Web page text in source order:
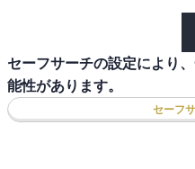
セーフサーチの設定により
能性があります。
セーフ